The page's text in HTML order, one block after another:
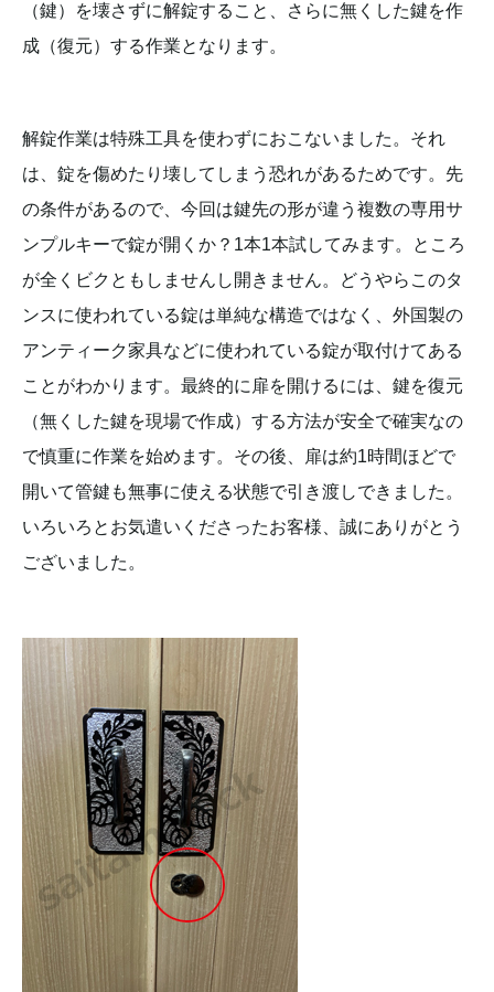
（鍵）を壊さずに解錠すること、さらに無くした鍵を作
成（復元）する作業となります。
解錠作業は特殊工具を使わずにおこないました。それ
は、錠を傷めたり壊してしまう恐れがあるためです。先
の条件があるので、今回は鍵先の形が違う複数の専用サ
ンプルキーで錠が開くか？1本1本試してみます。ところ
が全くビクともしませんし開きません。どうやらこのタ
ンスに使われている錠は単純な構造ではなく、外国製の
アンティーク家具などに使われている錠が取付けてある
ことがわかります。最終的に扉を開けるには、鍵を復元
（無くした鍵を現場で作成）する方法が安全で確実なの
で慎重に作業を始めます。その後、扉は約1時間ほどで
開いて管鍵も無事に使える状態で引き渡しできました。
いろいろとお気遣いくださったお客様、誠にありがとう
ございました。